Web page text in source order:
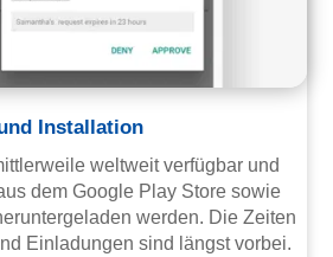
Installation
weltweit verfügbar und
dem Google Play Store sowie
werden. Die Zeiten
Einladungen sind längst vorbei.